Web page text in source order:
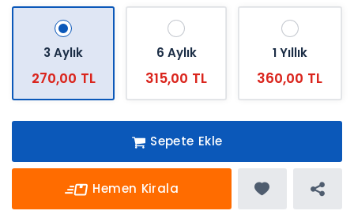
3 Aylık
270,00 TL
6 Aylık
315,00 TL
1 Yıllık
360,00 TL
Sepete Ekle
Hemen Kirala